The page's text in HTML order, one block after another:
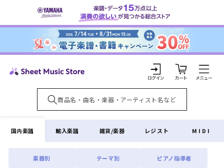
ンツに
ロ
グ
イ
ン
カ
ー
ト
国内楽譜
楽器別 テーマ別 ピアノ指導者
輸入楽譜 雑貨/楽器 レジスト MIDI